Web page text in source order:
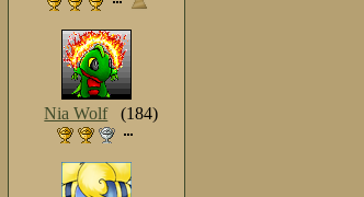
Nia Wolf (184)